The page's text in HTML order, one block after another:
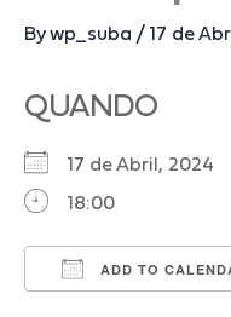
Bywp_suba / 17 de
QUANDO
17 de Abril, 2024
18:00
ADD TO